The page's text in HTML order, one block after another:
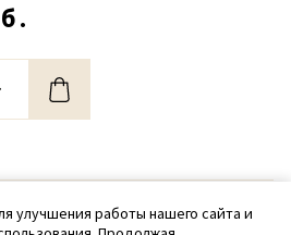
- 2026 SamPack
улучшения работы нашего сайта и